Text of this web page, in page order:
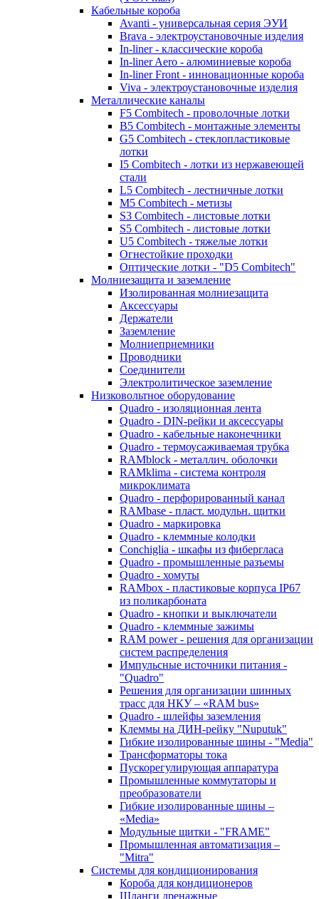
Кабельные короба
Avanti - универсальная серия ЭУИ
Brava - электроустановочные изделия
In-liner - классические короба
In-liner Aero - алюминиевые короба
In-liner Front - инновационные короба
Viva - электроустановочные изделия
Металлические каналы
F5 Combitech - проволочные лотки
B5 Combitech - монтажные элементы
G5 Combitech - стеклопластиковые
лотки
I5 Combitech - лотки из нержавеющей
стали
L5 Combitech - лестничные лотки
M5 Combitech - метизы
S3 Combitech - листовые лотки
S5 Combitech - листовые лотки
U5 Combitech - тяжелые лотки
Огнестойкие проходки
Оптические лотки - "D5 Combitech"
Молниезащита и заземление
Изолированная молниезащита
Аксессуары
Держатели
Заземление
Молниеприемники
Проводники
Соединители
Электролитическое заземление
Низковольтное оборудование
Quadro - изоляционная лента
Quadro - DIN-рейки и аксессуары
Quadro - кабельные наконечники
Quadro - термоусаживаемая трубка
RAMblock - металлич. оболочки
RAMklima - система контроля
микроклимата
Quadro - перфорированный канал
RAMbase - пласт. модульн. щитки
Quadro - маркировка
Quadro - клеммные колодки
Conchiglia - шкафы из фибергласа
Quadro - промышленные разъемы
Quadro - хомуты
RAMbox - пластиковые корпуса IP67
из поликарбоната
Quadro - кнопки и выключатели
Quadro - клеммные зажимы
RAM power - решения для организации
систем распределения
Импульсные источники питания -
"Quadro"
Решения для организации шинных
трасс для НКУ – «RAM bus»
Quadro - шлейфы заземления
Клеммы на ДИН-рейку "Nuputuk"
Гибкие изолированные шины - "Media"
Трансформаторы тока
Пускорегулирующая аппаратура
Промышленные коммутаторы и
преобразователи
Гибкие изолированные шины –
«Media»
Модульные щитки - "FRAME"
Промышленная автоматизация –
"Mitra"
Системы для кондиционирования
Короба для кондиционеров
Шланги дренажные